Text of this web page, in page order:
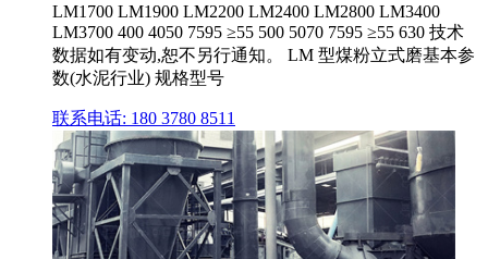
LM1700 LM1900 LM2200 LM2400 LM2800 LM3400
LM3700 400 4050 7595 ≥55 500 5070 7595 ≥55 630 技术
数据如有变动,恕不另行通知。 LM 型煤粉立式磨基本参
数(水泥行业) 规格型号
联系电话: 180 3780 8511